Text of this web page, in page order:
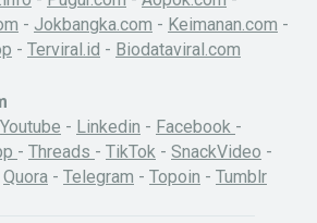
- Jokbangka.com - Keimanan.com -
- Terviral.id - Biodataviral.com
Youtube - Linkedin - Facebook -
- Threads - TikTok - SnackVideo -
Quora - Telegram - Topoin - Tumblr